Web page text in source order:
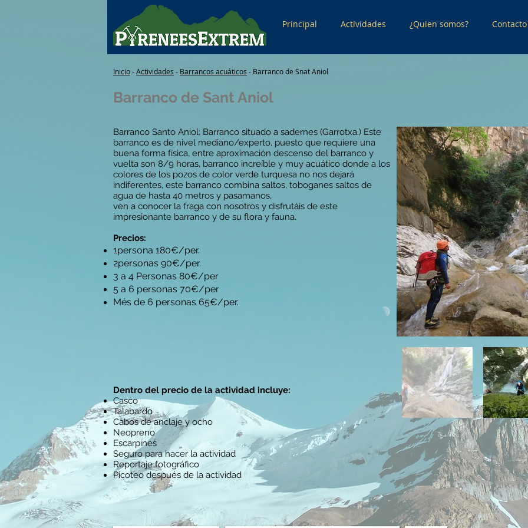
Principal Actividades ¿Quien somos? Contacto
Inicio-Actividades - Barrancos acuáticos - Barranco de Snat Aniol
Barranco de Sant Aniol
Barranco Santo Aniol: Barranco situado a sadernes (Garrotxa.) Este
barranco es de nivel mediano/experto, puesto que requiere una
buena forma física, entre aproximación descenso del barranco y
vuelta son 8/9 horas, barranco increíble y muy acuático donde a los
colores de los pozos de color verde turquesa no nos dejará
indiferentes, este barranco combina saltos, toboganes saltos de
agua de hasta 40 metros y pasamanos,
ven a conocer la fraga con nosotros y disfrutáis de este
impresionante barranco y de su flora y fauna.
Precios:
1persona 180€/per.
2personas 90€/per.
3 a 4 Personas 80€/per
5 a 6 personas 70€/per
Més de 6 personas 65€/per.
Dentro del precio de la actividad incluye:
Casco
Talabardo
Cabos de anclaje y ocho
Neopreno
Escarpines
Seguro para hacer la actividad
Reportaje fotográfico
Picoteo después de la actividad